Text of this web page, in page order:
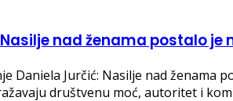
nad ženama postalo je
Daniela Jurčić: Nasilje nad ženama
društvenu moć, autoritet i